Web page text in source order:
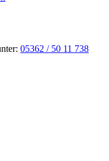
05362 / 50 11 738